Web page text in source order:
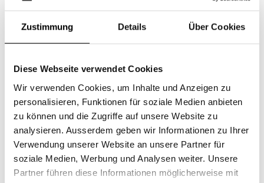
Zustimmung Details Über Cookies
Diese Webseite verwendet Cookies
Wir verwenden Cookies, um Inhalte und Anzeigen zu
personalisieren, Funktionen für soziale Medien anbieten
zu können und die Zugriffe auf unsere Website zu
analysieren. Ausserdem geben wir Informationen zu Ihrer
Verwendung unserer Website an unsere Partner für
soziale Medien, Werbung und Analysen weiter. Unsere
Partner führen diese Informationen möglicherweise mit
K'Werk Basel